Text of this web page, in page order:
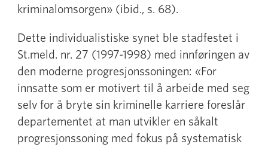
kriminalomsorgen» (ibid., s. 68).
Dette individualistiske synet ble stadfestet i
St.meld. nr. 27 (1997-1998) med innføringen av
den moderne progresjonssoningen: «For
innsatte som er motivert til å arbeide med seg
selv for å bryte sin kriminelle karriere foreslår
departementet at man utvikler en såkalt
progresjonssoning med fokus på systematisk